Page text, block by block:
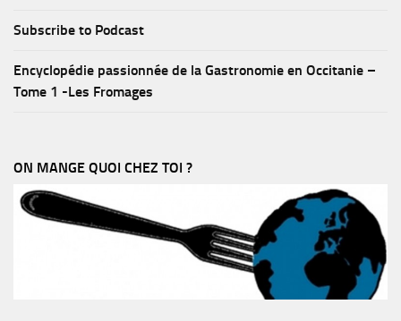
Subscribe to Podcast
Encyclopédie passionnée de la Gastronomie en Occitanie –
Tome 1 -Les Fromages
ON MANGE QUOI CHEZ TOI ?